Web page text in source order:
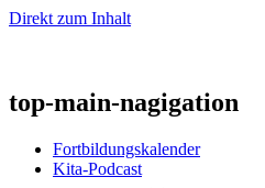
Direkt zum Inhalt
top-main-nagigation
Fortbildungskalender
Kita-Podcast